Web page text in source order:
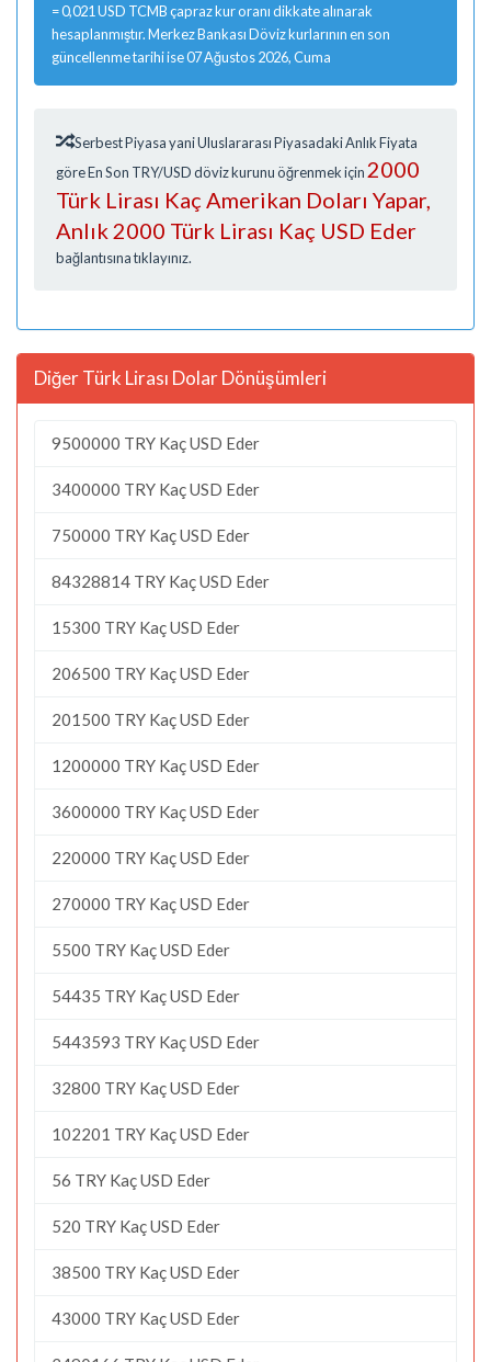
= 0,021 USD TCMB çapraz kur oranı dikkate alınarak
hesaplanmıştır. Merkez Bankası Döviz kurlarının en son
güncellenme tarihi ise 07 Ağustos 2026, Cuma
Serbest Piyasa yani Uluslararası Piyasadaki Anlık Fiyata
göre En Son TRY/USD döviz kurunu öğrenmek için 2000
Türk Lirası Kaç Amerikan Doları Yapar,
Anlık 2000 Türk Lirası Kaç USD Eder
bağlantısına tıklayınız.
Diğer Türk Lirası Dolar Dönüşümleri
9500000 TRY Kaç USD Eder
3400000 TRY Kaç USD Eder
750000 TRY Kaç USD Eder
84328814 TRY Kaç USD Eder
15300 TRY Kaç USD Eder
206500 TRY Kaç USD Eder
201500 TRY Kaç USD Eder
1200000 TRY Kaç USD Eder
3600000 TRY Kaç USD Eder
220000 TRY Kaç USD Eder
270000 TRY Kaç USD Eder
5500 TRY Kaç USD Eder
54435 TRY Kaç USD Eder
5443593 TRY Kaç USD Eder
32800 TRY Kaç USD Eder
102201 TRY Kaç USD Eder
56 TRY Kaç USD Eder
520 TRY Kaç USD Eder
38500 TRY Kaç USD Eder
43000 TRY Kaç USD Eder